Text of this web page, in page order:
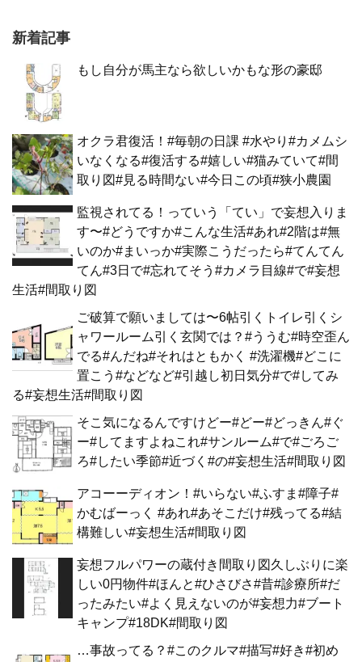
新着記事
もし自分が馬主なら欲しいかもな形の豪邸
オクラ君復活！#毎朝の日課 #水やり#カメムシ
いなくなる#復活する#嬉しい#猫みていて#間
取り図#見る時間ない#今日この頃#狭小農園
監視されてる！っていう「てい」で妄想入りま
す〜#どうですか#こんな生活#あれ#2階は#無
いのか#まいっか#実際こうだったら#てんてん
てん#3日で#忘れてそう#カメラ目線#で#妄想
生活#間取り図
ご破算で願いましては〜6帖引くトイレ引くシ
ャワールーム引く玄関では？#ううむ#時空歪ん
でる#んだね#それはともかく #洗濯機#どこに
置こう#などなど#引越し初日気分#で#してみ
る#妄想生活#間取り図
そこ気になるんですけどー#どー#どっきん#ぐ
ー#してますよねこれ#サンルーム#で#ごろご
ろ#したい季節#近づく#の#妄想生活#間取り図
アコーーディオン！#いらない#ふすま#障子#
かむばーっく #あれ#あそこだけ#残ってる#結
構難しい#妄想生活#間取り図
妄想フルパワーの蔵付き間取り図久しぶりに楽
しい0円物件#ほんと#ひさびさ#昔#診療所#だ
ったみたい#よく見えないのが#妄想力#ブート
キャンプ#18DK#間取り図
…事故ってる？#このクルマ#描写#好き#初め